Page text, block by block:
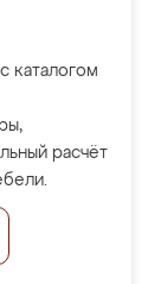
каталогом
расчёт